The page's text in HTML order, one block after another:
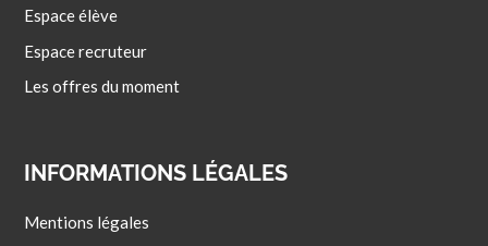
Espace élève
Espace recruteur
Les offres du moment
INFORMATIONS LÉGALES
Mentions légales